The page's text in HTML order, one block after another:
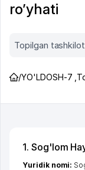
ro’yhati
Topilgan
/YO'LDOSH-7
1. Sog'lom
Yuridik nomi: